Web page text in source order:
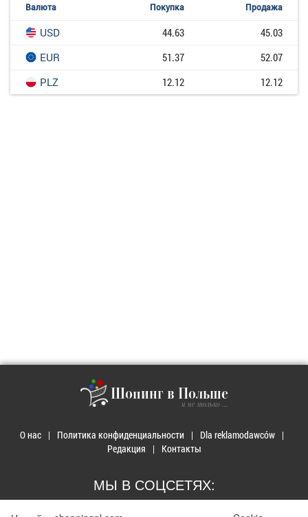
Валюта Покупка Продажа
USD 44.63
45.03
EUR
51.37
52.07
PLZ
12.12 12.12
Шопинг в Польше
и не только ...
О нас Политика конфиденциальности
Dla reklamodawców
Редакция
Контакты
МЫ В СОЦСЕТЯХ: